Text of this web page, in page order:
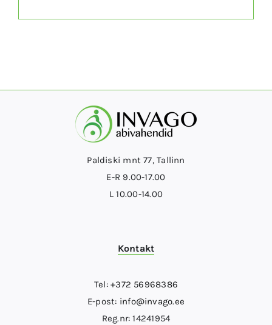
Paldiski mnt 77, Tallinn
E-R 9.00-17.00
L 10.00-14.00
Kontakt
Tel:+372 56968386
E-post: info@invago.ee
Reg.nr: 14241954